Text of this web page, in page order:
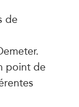
de
point de